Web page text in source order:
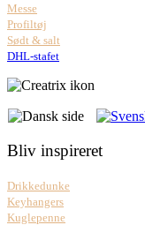
Messe
Profiltøj
Sødt & salt
DHL-stafet
Bliv inspireret
Drikkedunke
Keyhangers
Kuglepenne